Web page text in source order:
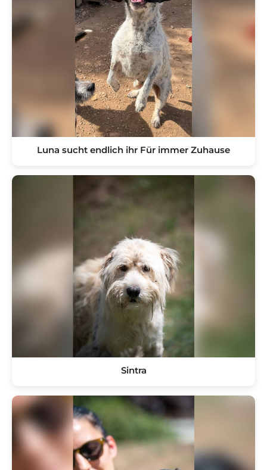
Luna sucht endlich ihr Für immer Zuhause
Sintra